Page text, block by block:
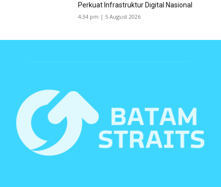
Perkuat Infrastruktur Digital Nasional
4:34 pm | 5 August 2026